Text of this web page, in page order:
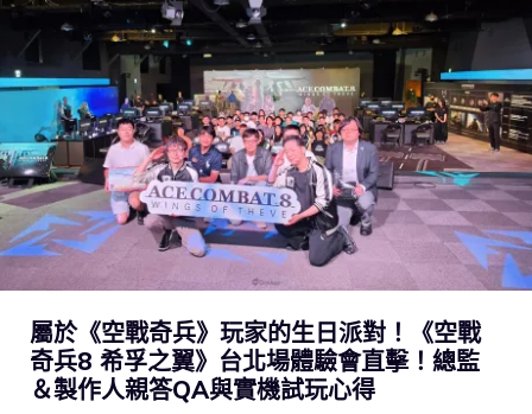
屬於《空戰奇兵》玩家的生日派對！《空戰
奇兵8 希孚之翼》台北場體驗會直擊！總監
＆製作人親答QA與實機試玩心得